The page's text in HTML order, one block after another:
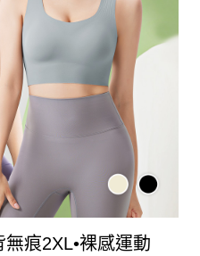
痕2XL•裸感運動